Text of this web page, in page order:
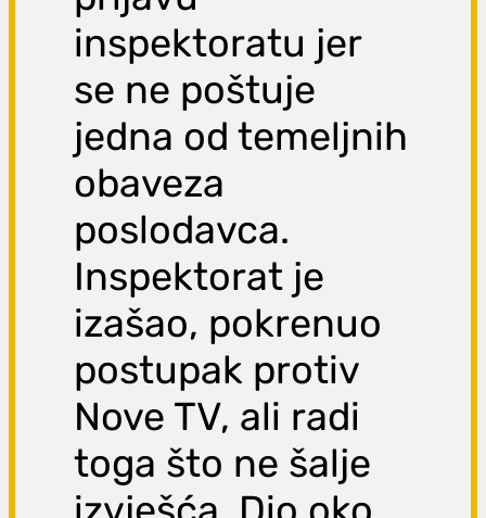
inspektoratu jer
se ne poštuje
jedna od temeljnih
obaveza
poslodavca.
Inspektorat je
izašao, pokrenuo
postupak protiv
Nove TV, ali radi
toga što ne šalje